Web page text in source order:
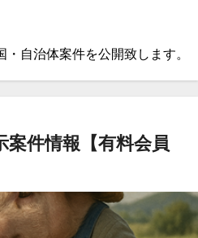
自治体案件を公開致します。
案件情報【有料会員